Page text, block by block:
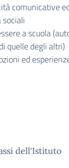
comunicative
a scuola
quelle degli altri)
ed
dell'Istituto